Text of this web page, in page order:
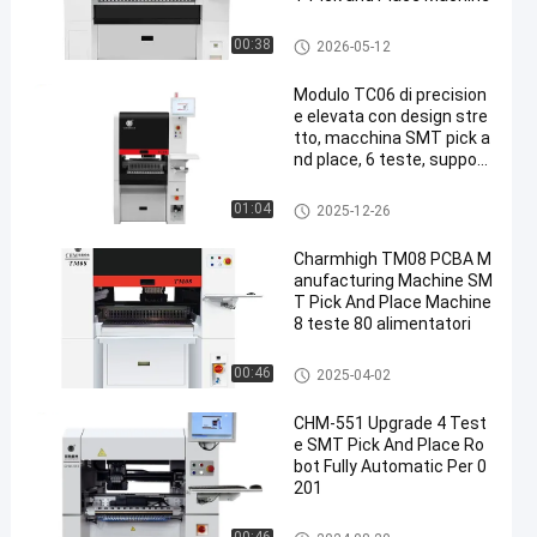
00:38
Scelta di SMT e macchina del
posto
2026-05-12
01:04
Modulo TC06 di precision
e elevata con design stre
tto, macchina SMT pick a
nd place, 6 teste, support
Scelta di SMT e macchina del
posto
2025-12-26
00:46
Charmhigh TM08 PCBA M
anufacturing Machine SM
T Pick And Place Machine
8 teste 80 alimentatori
Scelta di SMT e macchina del
posto
2025-04-02
CHM-551 Upgrade 4 Test
e SMT Pick And Place Ro
bot Fully Automatic Per 0
201
Scelta di SMT e macchina del